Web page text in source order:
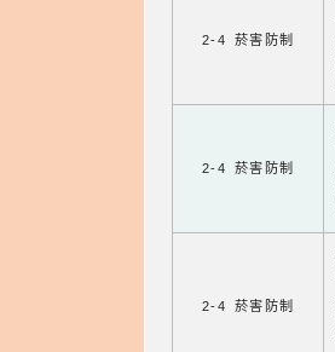
2-4 菸害防制
2-4 菸害防制
2-4 菸害防制